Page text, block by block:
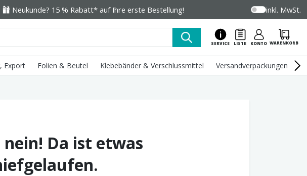
Neukunde? 15 % Rabatt* auf Ihre erste Bestellung! inkl. MwSt.
SERVICE LISTE KONTO WARENKORB
Export Folien & Beutel Klebebänder & Verschlussmittel Versandverpackungen
nein! Da ist etwas